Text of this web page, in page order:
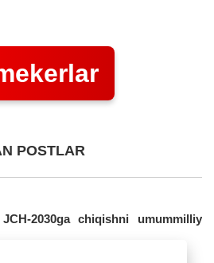
POSTLAR
2030ga chiqishni umummilliy